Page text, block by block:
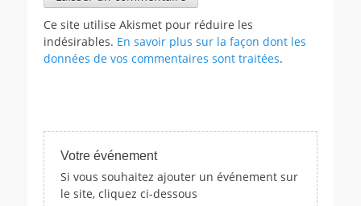
Ce site utilise Akismet pour réduire les
indésirables. En savoir plus sur la façon dont les
données de vos commentaires sont traitées.
Votre événement
Si vous souhaitez ajouter un événement sur
le site, cliquez ci-dessous